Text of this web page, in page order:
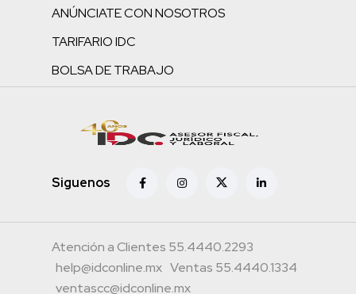
ANÚNCIATE CON NOSOTROS
TARIFARIO IDC
BOLSA DE TRABAJO
Siguenos
Atención a Clientes 55.4440.2293
help@idconline.mx Ventas 55.4440.1334
ventascc@idconline.mx